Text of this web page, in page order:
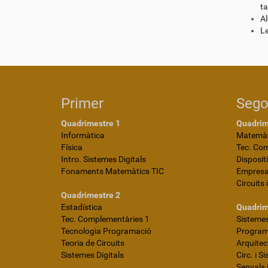
Primer
Quadrimestre 1
Informàtica
Física
Intro. Sistemes Digitals
Fonaments Matemàtics TIC
Quadrimestre 2
Estadística
Tec. Complementàries 1
Tecnologia Programació
Teoria de Circuits
Sistemes Digitals
Tec.
Circuits
Circ. i